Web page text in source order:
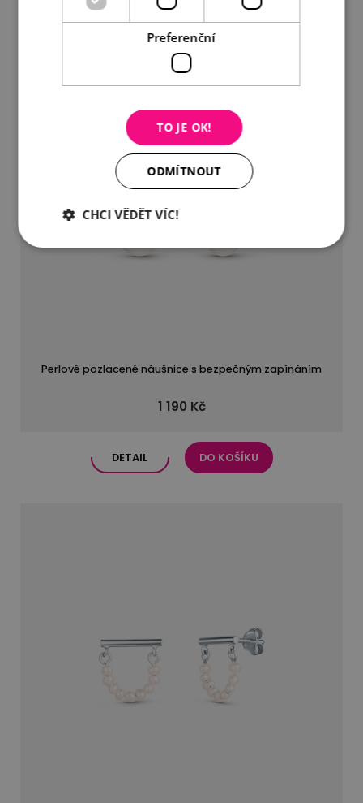
Perlové pozlacené náušnice s bezpečným zapínáním
1 190 Kč
DETAIL DO KOŠÍKU
Preferenční
TO JE OK!
ODMÍTNOUT
CHCI VĚDĚT VÍC!